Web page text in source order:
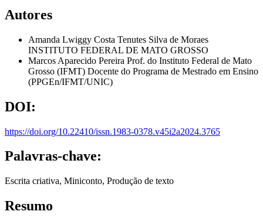
Autores
Amanda Lwiggy Costa Tenutes Silva de Moraes
INSTITUTO FEDERAL DE MATO GROSSO
Marcos Aparecido Pereira Prof. do Instituto Federal de Mato
Grosso (IFMT) Docente do Programa de Mestrado em Ensino
(PPGEn/IFMT/UNIC)
DOI:
https://doi.org/10.22410/issn.1983-0378.v45i2a2024.3765
Palavras-chave:
Escrita criativa, Miniconto, Produção de texto
Resumo